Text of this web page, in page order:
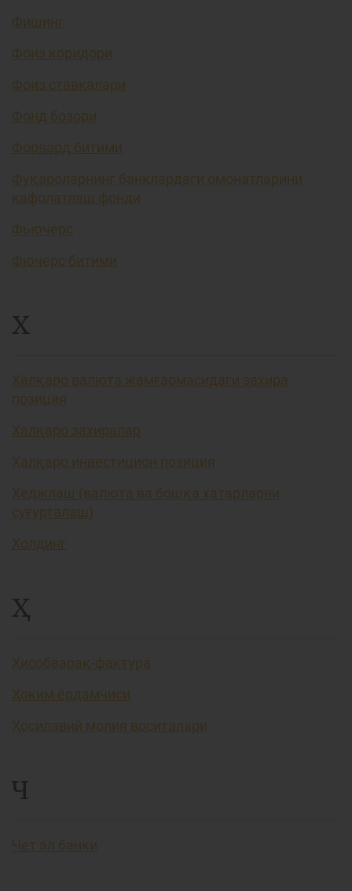
Фишинг
Фоиз коридори
Фоиз ставкалари
Фонд бозори
Форвард битими
Фуқароларнинг банклардаги омонатларини
кафолатлаш фонди
Фьючерс
Фючерс битими
Х
Халқаро валюта жамғармасидаги захира
позиция
Халқаро захиралар
Халқаро инвестицион позиция
Хеджлаш (валюта ва бошқа хатарларни
суғурталаш)
Холдинг
Ҳ
Ҳисобварақ-фактура
Ҳоким ёрдамчиси
Ҳосилавий молия воситалари
Ч
Чет эл банки